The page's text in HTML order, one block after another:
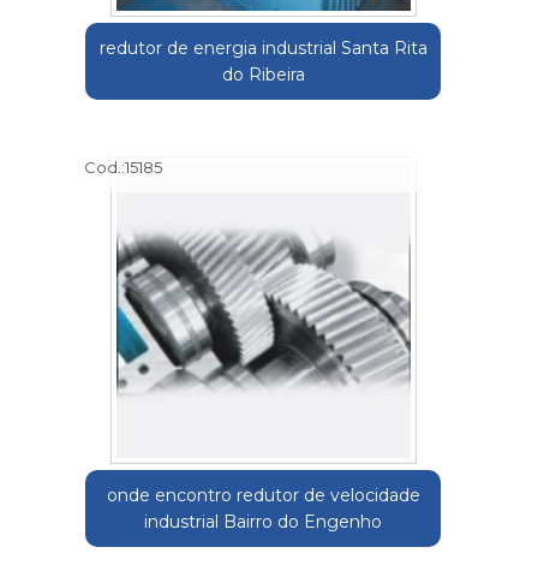
redutor de energia industrial Santa Rita
do Ribeira
Cod.:15185
onde encontro redutor de velocidade
industrial Bairro do Engenho